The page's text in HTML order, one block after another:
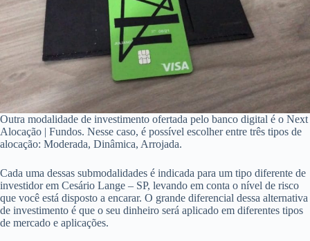
Outra modalidade de investimento ofertada pelo banco digital é o Next
Alocação | Fundos. Nesse caso, é possível escolher entre três tipos de
alocação: Moderada, Dinâmica, Arrojada.
Cada uma dessas submodalidades é indicada para um tipo diferente de
investidor em Cesário Lange – SP, levando em conta o nível de risco
que você está disposto a encarar. O grande diferencial dessa alternativa
de investimento é que o seu dinheiro será aplicado em diferentes tipos
de mercado e aplicações.